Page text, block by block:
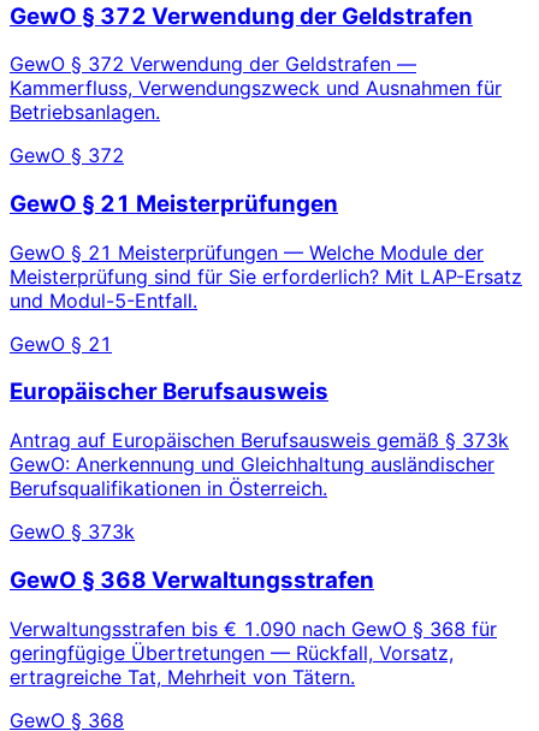
GewO § 372 Verwendung der Geldstrafen
GewO § 372 Verwendung der Geldstrafen —
Kammerfluss, Verwendungszweck und Ausnahmen für
Betriebsanlagen.
GewO § 372
GewO § 21 Meisterprüfungen
GewO § 21 Meisterprüfungen — Welche Module der
Meisterprüfung sind für Sie erforderlich? Mit LAP-Ersatz
und Modul-5-Entfall.
GewO § 21
Europäischer Berufsausweis
Antrag auf Europäischen Berufsausweis gemäß § 373k
GewO: Anerkennung und Gleichhaltung ausländischer
Berufsqualifikationen in Österreich.
GewO § 373k
GewO § 368 Verwaltungsstrafen
Verwaltungsstrafen bis € 1.090 nach GewO § 368 für
geringfügige Übertretungen — Rückfall, Vorsatz,
ertragreiche Tat, Mehrheit von Tätern.
GewO § 368